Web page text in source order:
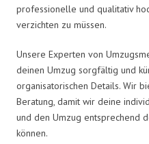
professionelle und qualitativ
verzichten zu müssen.
Unsere Experten von
deinen Umzug sorgfältig und
organisatorischen Details. Wir
Beratung, damit wir deine
und den Umzug entsprechend
können.